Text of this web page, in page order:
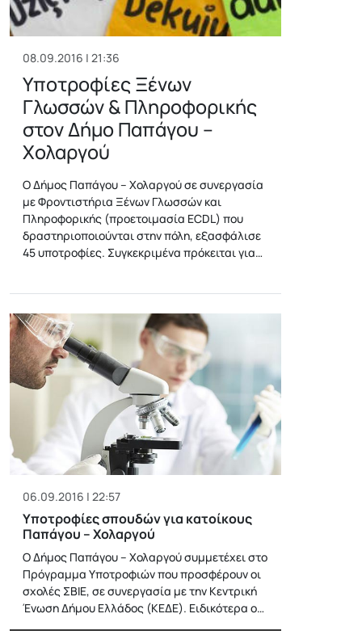
08.09.2016 | 21:36
Υποτροφίες Ξένων
Γλωσσών & Πληροφορικής
στον Δήμο Παπάγου –
Χολαργού
O Δήμος Παπάγου – Χολαργού σε συνεργασία
με Φροντιστήρια Ξένων Γλωσσών και
Πληροφορικής (προετοιμασία ECDL) που
δραστηριοποιούνται στην πόλη, εξασφάλισε
45 υποτροφίες. Συγκεκριμένα πρόκειται για…
06.09.2016 | 22:57
Υποτροφίες σπουδών για κατοίκους
Παπάγου – Χολαργού
O Δήμος Παπάγου – Χολαργού συμμετέχει στο
Πρόγραμμα Υποτροφιών που προσφέρουν οι
σχολές ΣΒΙΕ, σε συνεργασία με την Κεντρική
Ένωση Δήμου Ελλάδος (ΚΕΔΕ). Ειδικότερα ο…